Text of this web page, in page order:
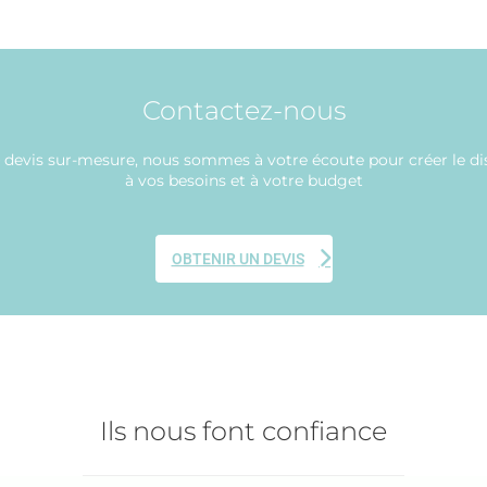
Contactez-nous
sur-mesure, nous sommes à votre écoute pour créer le
à vos besoins et à votre budget
OBTENIR UN DEVIS
Ils nous font confiance